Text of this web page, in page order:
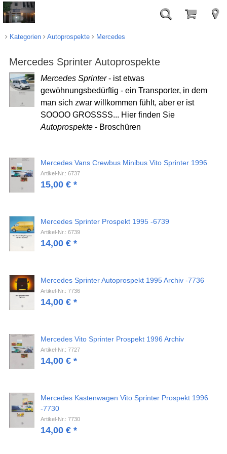
Kategorien Autoprospekte Mercedes
Mercedes Sprinter Autoprospekte
Mercedes Sprinter- ist etwas
gewöhnungsbedürftig - ein Transporter, in dem
man sich zwar willkommen fühlt, aber er ist
SOOOO GROSSSS... Hier finden Sie
Autoprospekte - Broschüren
Mercedes Vans Crewbus Minibus Vito Sprinter 1996
Artikel-Nr.: 6737
15,00 €*
Mercedes Sprinter Prospekt 1995 -6739
Artikel-Nr.: 6739
14,00 €*
Mercedes Sprinter Autoprospekt 1995 Archiv -7736
Artikel-Nr.: 7736
14,00 €*
Mercedes Vito Sprinter Prospekt 1996 Archiv
Artikel-Nr.: 7727
14,00 €*
Mercedes Kastenwagen Vito Sprinter Prospekt 1996
-7730
Artikel-Nr.: 7730
14,00 €*